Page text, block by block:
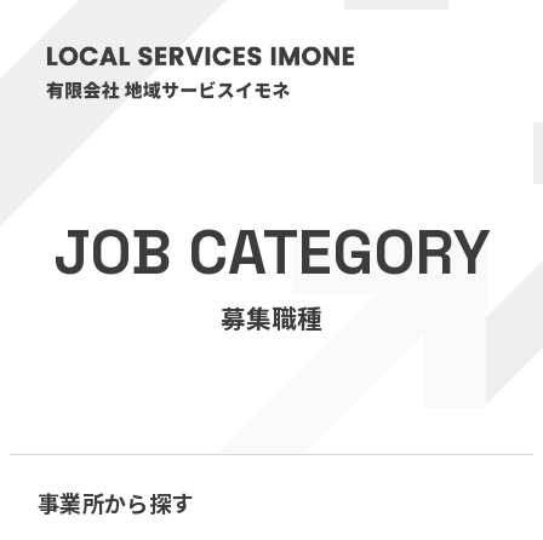
医療・介護事業
訪問看護リハビリステーション癒々
福祉用具プランナー癒々
JOB CATEGORY
募集職種
事業所から探す